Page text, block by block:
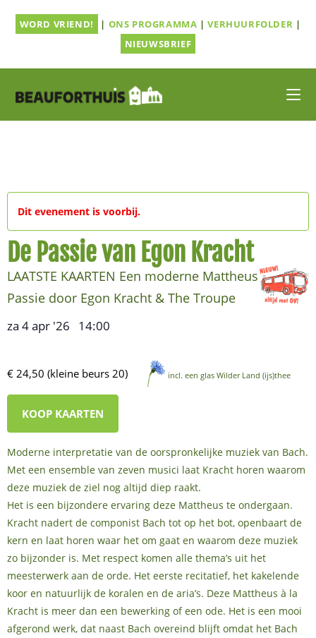
naarWORD VRIEND! | ONS PROGRAMMA |VERHUURFOLDER |
NIEUWSBRIEF
Dit evenement is voorbij.
De Passie van Egon Kracht
LAATSTE KAARTEN Een moderne Mattheus
Passie door Egon Kracht & The Troupe
za 4 apr '26 14:00
€ 24,50 (kleine beurs 20) incl. een glas Wilder Land (ijs)thee
KOOP KAARTEN
Moderne interpretatie van de oorspronkelijke muziek van Bach.
Met een ensemble van zeven musici laat Kracht horen waarom
deze muziek de ziel nog altijd diep raakt.
Het is een bijzondere ervaring deze Mattheus te ondergaan.
Kracht nadert de componist Bach tot op het bot, openbaart de
kern en laat horen waar het om gaat en waarom deze muziek
zo bijzonder is. Met respect komen alle thema’s uit het
meesterwerk aan de orde. Het eerste recitatief, het kakelende
koor en natuurlijk de koralen en de aria’s. Deze Mattheus à la
Kracht is meer dan een bewerking of een ode. Het is een mooi
afgerond werk, dat naast Bach overeind blijft omdat het Bach